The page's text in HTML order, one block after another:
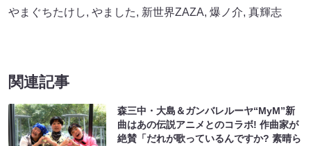
やまぐちたけし, やました, 新世界ZAZA, 爆ノ介, 真輝志
関連記事
森三中・大島＆ガンバレルーヤ“MyM”新
曲はあの伝説アニメとのコラボ! 作曲家が
絶賛「だれが歌っているんですか? 素晴ら